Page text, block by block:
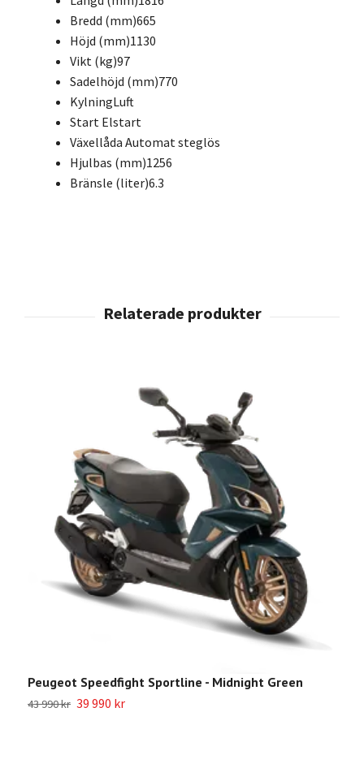
Bredd (mm)665
Höjd (mm)1130
Vikt (kg)97
Sadelhöjd (mm)770
KylningLuft
Start Elstart
Växellåda Automat steglös
Hjulbas (mm)1256
Bränsle (liter)6.3
Peugeot Speedfight Sportline - Midnight Green
43 990 kr 39 990 kr